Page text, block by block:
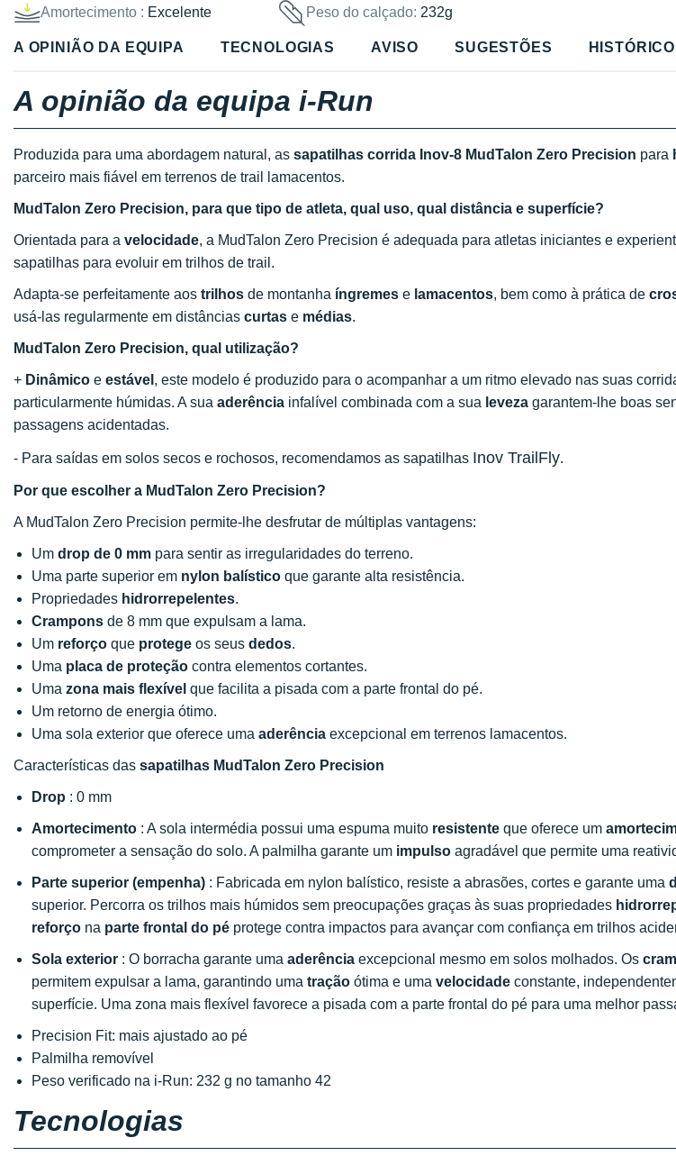
Amortecimento : Excelente Peso do calçado: 232g
A OPINIÃO DA EQUIPA TECNOLOGIAS AVISO SUGESTÕES HISTÓRICO
A opinião da equipa i-Run
Produzida para uma abordagem natural, as sapatilhas corrida Inov-8 MudTalon Zero Precision para
parceiro mais fiável em terrenos de trail lamacentos.
MudTalon Zero Precision, para que tipo de atleta, qual uso, qual distância e superfície?
Orientada para a velocidade, a MudTalon Zero Precision é adequada para atletas iniciantes e
sapatilhas para evoluir em trilhos de trail.
Adapta-se perfeitamente aos trilhos de montanha íngremes e lamacentos, bem como à prática de
usá-las regularmente em distâncias curtas e médias.
MudTalon Zero Precision, qual utilização?
+ Dinâmico e estável , este modelo é produzido para o acompanhar a um ritmo elevado nas suas
particularmente húmidas. A sua aderência infalível combinada com a sua leveza garantem-lhe boas
passagens acidentadas.
- Para saídas em solos secos e rochosos, recomendamos as sapatilhas Inov TrailFly.
Por que escolher a MudTalon Zero Precision?
A MudTalon Zero Precision permite-lhe desfrutar de múltiplas vantagens:
Um drop de 0 mm para sentir as irregularidades do terreno.
Uma parte superior em nylon balístico que garante alta resistência.
Propriedades hidrorrepelentes.
Crampons de 8 mm que expulsam a lama.
Um reforço que protege os seus dedos.
Uma placa de proteção contra elementos cortantes.
Uma zona mais flexível que facilita a pisada com a parte frontal do pé.
Um retorno de energia ótimo.
Uma sola exterior que oferece uma aderência excepcional em terrenos lamacentos.
Características das sapatilhas MudTalon Zero Precision
Drop : 0 mm
Amortecimento : A sola intermédia possui uma espuma muito resistente que oferece um
comprometer a sensação do solo. A palmilha garante um impulso agradável que permite uma
Parte superior (empenha) : Fabricada em nylon balístico, resiste a abrasões, cortes e garante uma
superior. Percorra os trilhos mais húmidos sem preocupações graças às suas propriedades
reforço na parte frontal do pé protege contra impactos para avançar com confiança em trilhos
Sola exterior : O borracha garante uma aderência excepcional mesmo em solos molhados. Os
permitem expulsar a lama, garantindo uma tração ótima e uma velocidade constante,
superfície. Uma zona mais flexível favorece a pisada com a parte frontal do pé para uma melhor
Precision Fit: mais ajustado ao pé
Palmilha removível
Peso verificado na i-Run: 232 g no tamanho 42
Tecnologias